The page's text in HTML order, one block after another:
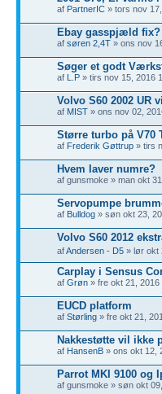
af PartnerIC » tors nov
Ebay gasspjæld fix?
af søren 2,4T » ons nov
Søger et godt
af L.P » tirs nov 15, 2016
Volvo S60 2002 UR
af MIST » ons nov 02,
Større turbo på V70
af Frederik Gøttrup » tirs
Hvem laver numre?
af gunsmoke » man okt
Servopumpe
af Bulldog » søn okt 23,
Volvo S60 2012
afAndersen - D5 » lør okt
Carplay i Sensus
af Grøn » fre okt 21, 2016
EUCD platform
af Størling » fre okt 21,
Nakkestøtte vil ikke
af HansenB » ons okt 12,
Parrot MKI 9100 og
af gunsmoke » søn okt